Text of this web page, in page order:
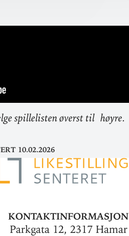
spille­listen øverst til høyre.
10.02.2026
Kontaktinformasjon
Parkgata 12, 2317 Hamar